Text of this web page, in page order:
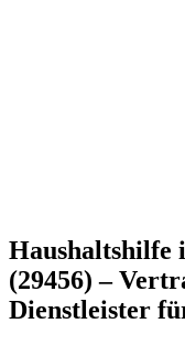
Haushaltshilfe
(29456) –
Dienstleister